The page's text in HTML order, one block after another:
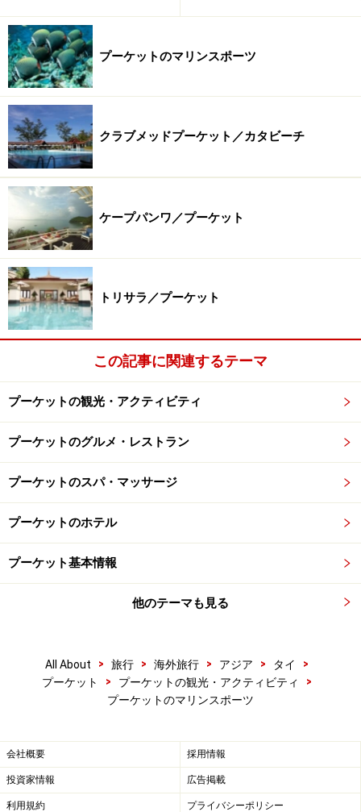
プーケットのマリンスポーツ
クラブメッドプーケット／カタビーチ
ケープパンワ／プーケット
トリサラ／プーケット
この記事に関連するテーマ
プーケットの観光・アクティビティ
プーケットのグルメ・レストラン
プーケットのスパ・マッサージ
プーケットのホテル
プーケット基本情報
他のテーマも見る
All About > 旅行 > 海外旅行 > アジア > タイ
>
プーケット
> プーケットの観光・アクティビティ
>
プーケットのマリンスポーツ
会社概要 採用情報
投資家情報 広告掲載
利用規約 プライバシーポリシー